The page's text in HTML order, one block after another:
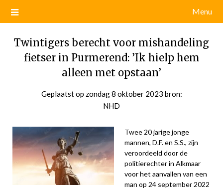
Menu
Twintigers berecht voor mishandeling
fietser in Purmerend: ’Ik hielp hem
alleen met opstaan’
Geplaatst op zondag 8 oktober 2023 door
bron:
NHD
Twee 20 jarige jonge
mannen, D.F. en S.S., zijn
veroordeeld door de
politierechter in Alkmaar
voor het aanvallen van een
man op 24 september 2022